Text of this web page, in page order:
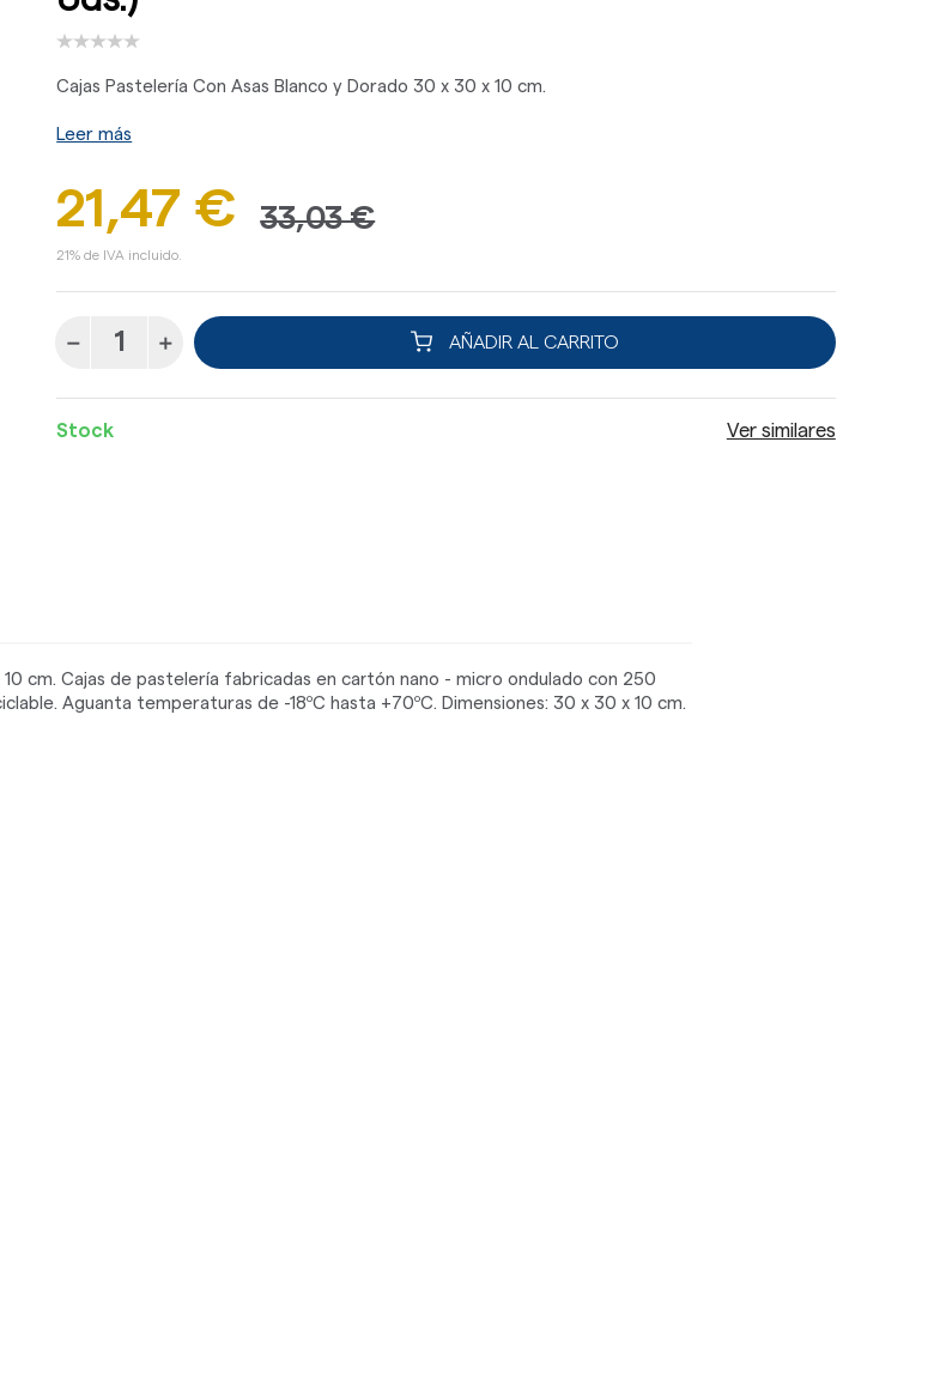
Cajas Pastelería Con Asas Blanco y Dorado 30 x 30 x 10 cm.
Leer más
21,47 € 33,03 €
21% de IVA incluido.
AÑADIR AL CARRITO
Stock Ver similares
cm. Cajas de pastelería fabricadas en cartón nano - micro ondulado con 250
Aguanta temperaturas de -18ºC hasta +70ºC. Dimensiones: 30 x 30 x 10 cm.